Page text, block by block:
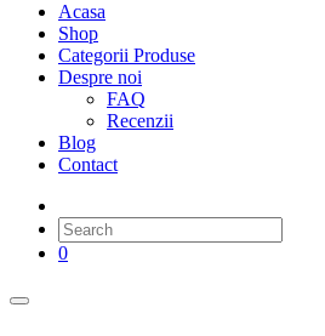
Acasa
Shop
Categorii Produse
Despre noi
FAQ
Recenzii
Blog
Contact
0